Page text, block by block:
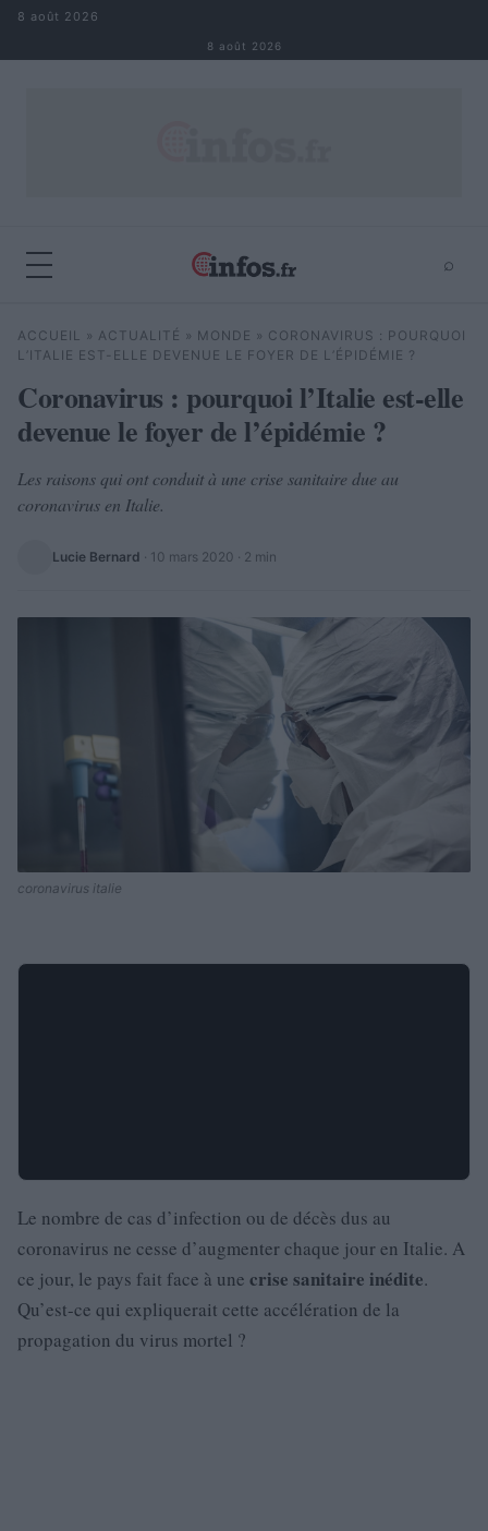
Aller au contenu
8 août 2026
8 août 2026
⌕
Rechercher ⌕ ×
ACCUEIL » ACTUALITÉ » MONDE » CORONAVIRUS : POURQUOI
L’ITALIE EST-ELLE DEVENUE LE FOYER DE L’ÉPIDÉMIE ?
Coronavirus : pourquoi l’Italie est-elle
devenue le foyer de l’épidémie ?
Les raisons qui ont conduit à une crise sanitaire due au
coronavirus en Italie.
Lucie Bernard · 10 mars 2020 · 2 min
coronavirus italie
Le nombre de cas d’infection ou de décès dus au
coronavirus ne cesse d’augmenter chaque jour en Italie. A
ce jour, le pays fait face à une crise sanitaire inédite.
Qu’est-ce qui expliquerait cette accélération de la
propagation du virus mortel ?